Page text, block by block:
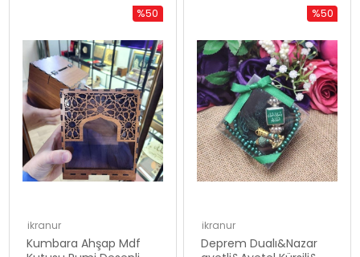
ikranur
Kumbara Ahşap Mdf
%50
%50Rabatt
ikranur
Deprem Dualı&Nazar
%50